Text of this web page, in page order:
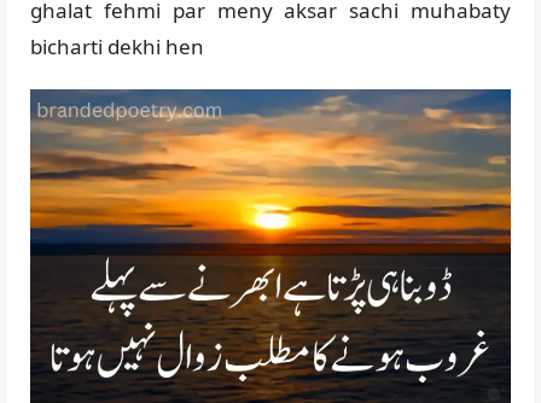
ghalat fehmi par meny aksar sachi muhabaty
bicharti dekhi hen